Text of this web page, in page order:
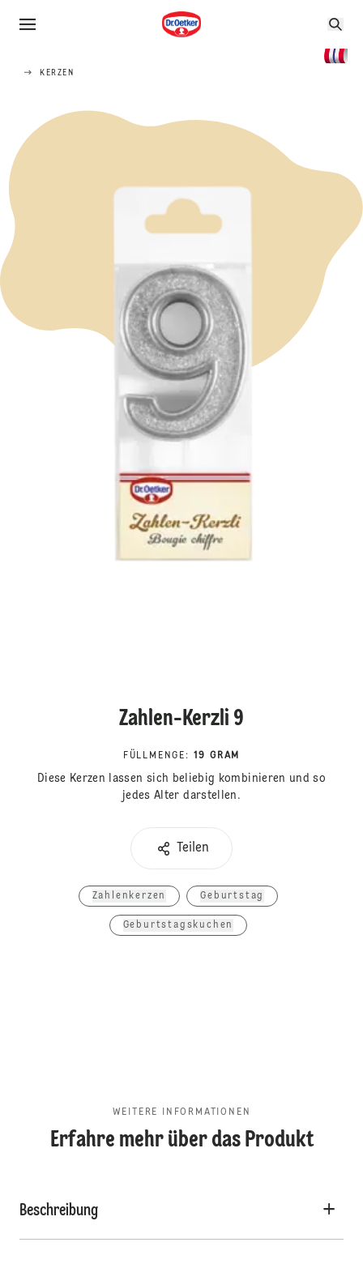
KERZEN
Zahlen-Kerzli 9
FÜLLMENGE : 19 GRAM
Diese Kerzen lassen sich beliebig kombinieren und so
jedes Alter darstellen.
Teilen
Zahlenkerzen Geburtstag
Geburtstagskuchen
WEITERE INFORMATIONEN
Erfahre mehr über das Produkt
Beschreibung